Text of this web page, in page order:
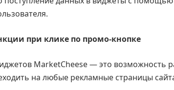
при клике по промо-кнопке
MarketCheese — это возможность
на любые рекламные страницы